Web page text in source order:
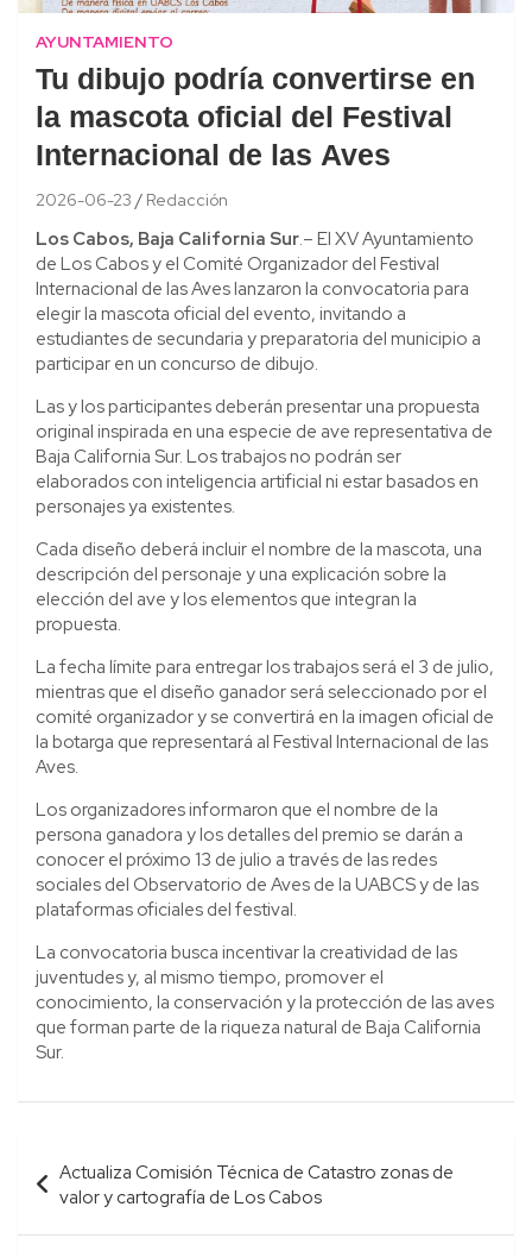
AYUNTAMIENTO
Tu dibujo podría convertirse en
la mascota oficial del Festival
Internacional de las Aves
2026-06-23 Redacción
Los Cabos, Baja California Sur.– El XV Ayuntamiento
de Los Cabos y el Comité Organizador del Festival
Internacional de las Aves lanzaron la convocatoria para
elegir la mascota oficial del evento, invitando a
estudiantes de secundaria y preparatoria del municipio a
participar en un concurso de dibujo.
Las y los participantes deberán presentar una propuesta
original inspirada en una especie de ave representativa de
Baja California Sur. Los trabajos no podrán ser
elaborados con inteligencia artificial ni estar basados en
personajes ya existentes.
Cada diseño deberá incluir el nombre de la mascota, una
descripción del personaje y una explicación sobre la
elección del ave y los elementos que integran la
propuesta.
La fecha límite para entregar los trabajos será el 3 de julio,
mientras que el diseño ganador será seleccionado por el
comité organizador y se convertirá en la imagen oficial de
la botarga que representará al Festival Internacional de las
Aves.
Los organizadores informaron que el nombre de la
persona ganadora y los detalles del premio se darán a
conocer el próximo 13 de julio a través de las redes
sociales del Observatorio de Aves de la UABCS y de las
plataformas oficiales del festival.
La convocatoria busca incentivar la creatividad de las
juventudes y, al mismo tiempo, promover el
conocimiento, la conservación y la protección de las aves
que forman parte de la riqueza natural de Baja California
Sur.
Navegación
de
entradas
Actualiza Comisión Técnica de Catastro zonas de
valor y cartografía de Los Cabos